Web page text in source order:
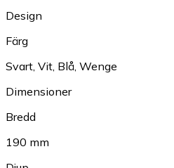
Design
Färg
Svart, Vit, Blå, Wenge
Dimensioner
Bredd
190 mm